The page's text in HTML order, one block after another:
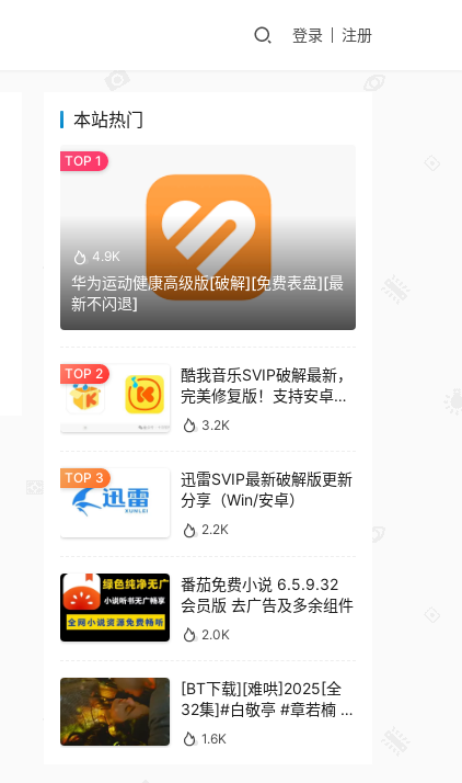
登录 注册
本站热门
4.9K
华为运动健康高级版[破解][免费表盘][最
新不闪退]
酷我音乐SVIP破解最新，
完美修复版！支持安卓
+车机+pc版！
3.2K
迅雷SVIP最新破解版更新
分享（Win/安卓）
2.2K
番茄免费小说 6.5.9.32
会员版 去广告及多余组件
2.0K
[BT下载][难哄]2025[全
32集]#白敬亭 #章若楠 #
何炅 #秦沛 #鲍起静
1.6K